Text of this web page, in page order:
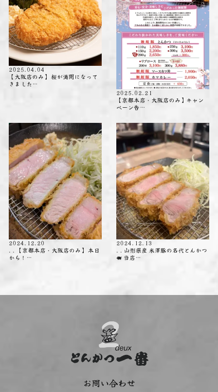
2025.04.04
【大阪店のみ】 桜が満開になって
きました…
2025.02.21
【京都本店・大阪店のみ】キャン
ペーン告…
2024.12.20
. . 【京都本店・大阪店のみ】 本日
から！…
2024.12.13
. . 山形県産 米澤豚の名代とんかつ
🐖 当店…
お問い合わせ